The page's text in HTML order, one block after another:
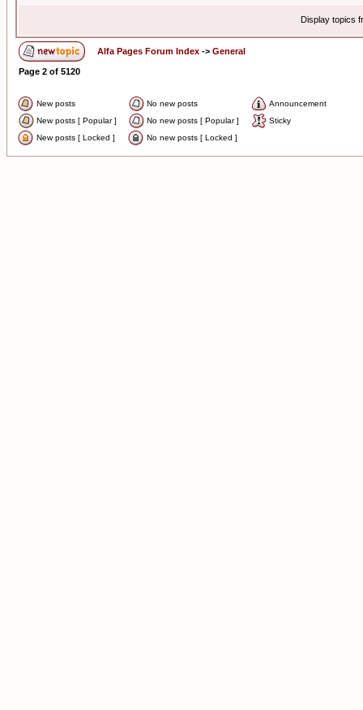
Display topics
Alfa Pages Forum Index -> General
Page 2 of 5120
New posts No new posts
Announcement
New posts [ Popular ]
No new posts [ Popular ]
Sticky
New posts [ Locked ]
No new posts [ Locked ]